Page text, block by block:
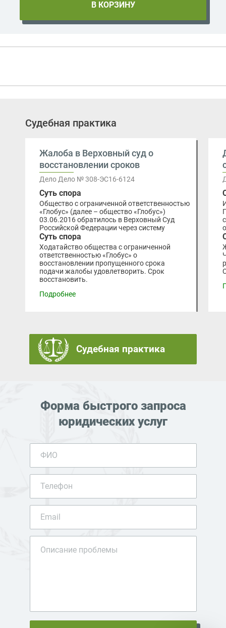
Судебная практика
Жалоба в Верховный суд о
восстановлении сроков
Дело Дело № 308-ЭС16-6124
Суть спора
Общество с ограниченной ответственностью
«Глобус» (далее – общество «Глобус»)
03.06.2016 обратилось в Верховный Суд
Российской Федерации через систему
Суть спора
Ходатайство общества с ограниченной
ответственностью «Глобус» о
восстановлении пропущенного срока
подачи жалобы удовлетворить. Срок
восстановить.
Подробнее
Судебная практика
Форма быстрого запроса
юридических услуг